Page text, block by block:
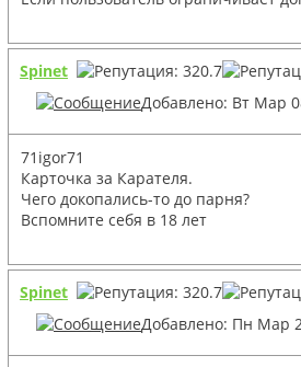
Spinet
Добавлено: Вт Мар
71igor71
Карточка за Карателя.
Чего докопались-то до парня?
Вспомните себя в 18 лет
Spinet
Добавлено: Пн Мар